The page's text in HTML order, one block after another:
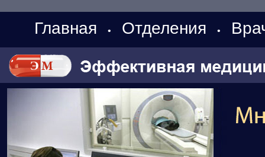
Главная • Отделения •